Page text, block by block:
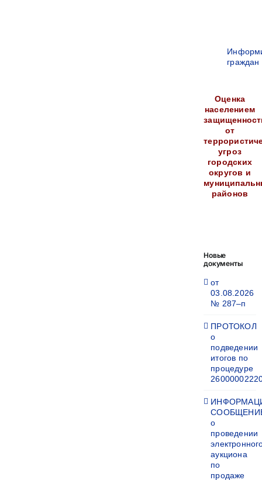
граждан
Оценка
населением
от
угроз
городских
округов и
районов
Новые
документы
от
03.08.2026
№ 287–п
ПРОТОКОЛ
о
подведении
итогов по
процедуре
о
проведении
аукциона
по
продаже